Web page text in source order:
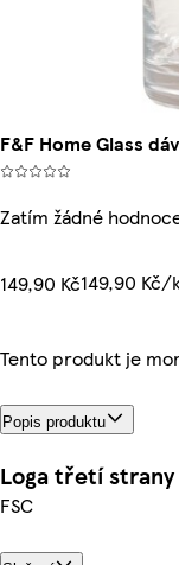
F&F Home Glass
Zatím žádné
149,90 Kč149,90 Kč/
Tento produkt je
Popis produktu
Loga třetí strany
FSC